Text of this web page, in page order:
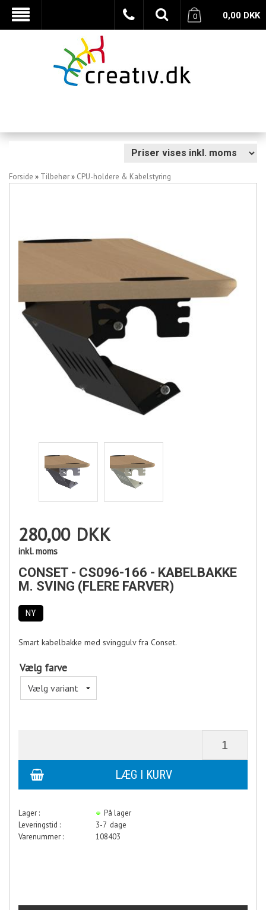
0,00 DKK
0
Forside » Tilbehør» CPU-holdere & Kabelstyring
280,00 DKK
inkl. moms
CONSET - CS096-166 - KABELBAKKE
M. SVING (FLERE FARVER)
NY
Smart kabelbakke med svinggulv fra Conset.
Vælg farve
Lager :
På lager
Leveringstid :
3-7 dage
Varenummer :
108403